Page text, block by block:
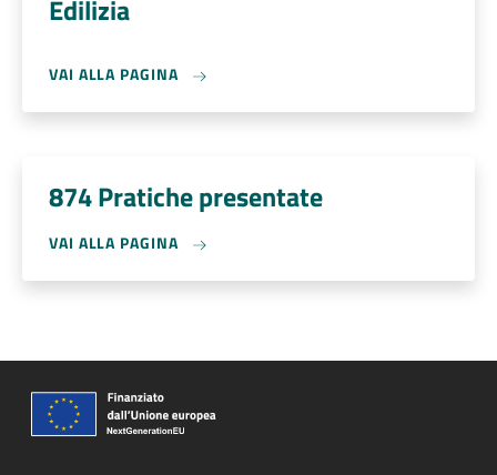
Edilizia
VAI ALLA PAGINA
874 Pratiche presentate
VAI ALLA PAGINA